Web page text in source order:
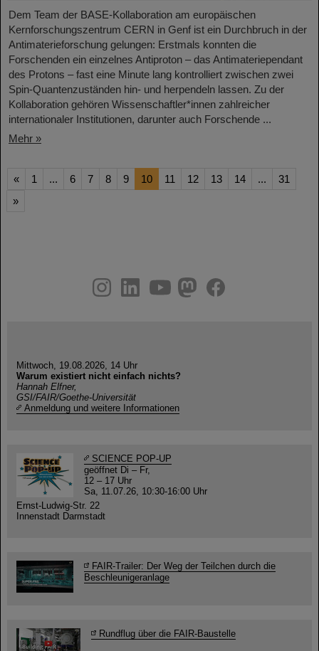
Dem Team der BASE-Kollaboration am europäischen
Kernforschungszentrum CERN in Genf ist ein Durchbruch in der
Antimaterieforschung gelungen: Erstmals konnten die
Forschenden ein einzelnes Antiproton – das Antimateriependant
des Protons – fast eine Minute lang kontrolliert zwischen zwei
Spin-Quantenzuständen hin- und herpendeln lassen. Zu der
Kollaboration gehören Wissenschaftler*innen zahlreicher
internationaler Institutionen, darunter auch Forschende ...
Mehr »
« 1 ... 6 7 8 9 10 11 12 13 14 ...
31
»
youtube
helmholtz.social
facebook
Mittwoch, 19.08.2026, 14 Uhr
Warum existiert nicht einfach nichts?
Hannah Elfner,
GSI/FAIR/Goethe-Universität
Anmeldung und weitere Informationen
SCIENCE POP-UP
geöffnet Di – Fr,
12 – 17 Uhr
Sa, 11.07.26, 10:30-16:00 Uhr
Ernst-Ludwig-Str. 22
Innenstadt Darmstadt
FAIR-Trailer: Der Weg der Teilchen durch die
Beschleunigeranlage
Rundflug über die FAIR-Baustelle